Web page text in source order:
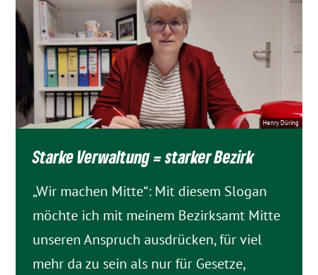
Henry Düring
Starke Verwaltung = starker Bezirk
„Wir machen Mitte“: Mit diesem Slogan
möchte ich mit meinem Bezirksamt Mitte
unseren Anspruch ausdrücken, für viel
mehr da zu sein als nur für Gesetze,